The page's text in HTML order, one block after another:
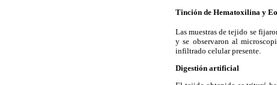
Tinción de Hematoxilina y
Las muestras de tejido se
y se observaron al
infiltrado celular presente.
Digestión artificial